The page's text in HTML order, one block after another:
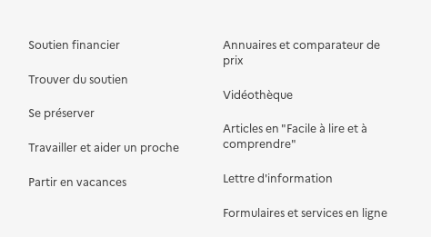
Soutien financier
Trouver du soutien
Se préserver
Travailler et aider un proche
Partir en vacances
Annuaires et comparateur de
prix
Vidéothèque
Articles en "Facile à lire et à
comprendre"
Lettre d'information
Formulaires et services en ligne